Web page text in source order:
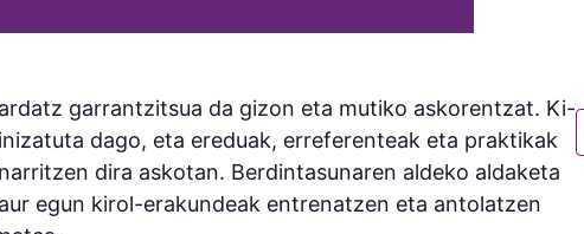
garrantzitsua da gizon eta mutiko askorentzat. Ki-
dago, eta ereduak, erreferenteak eta praktikak
dira askotan. Berdintasunaren aldeko aldaketa
egun kirol-erakundeak entrenatzen eta antolatzen